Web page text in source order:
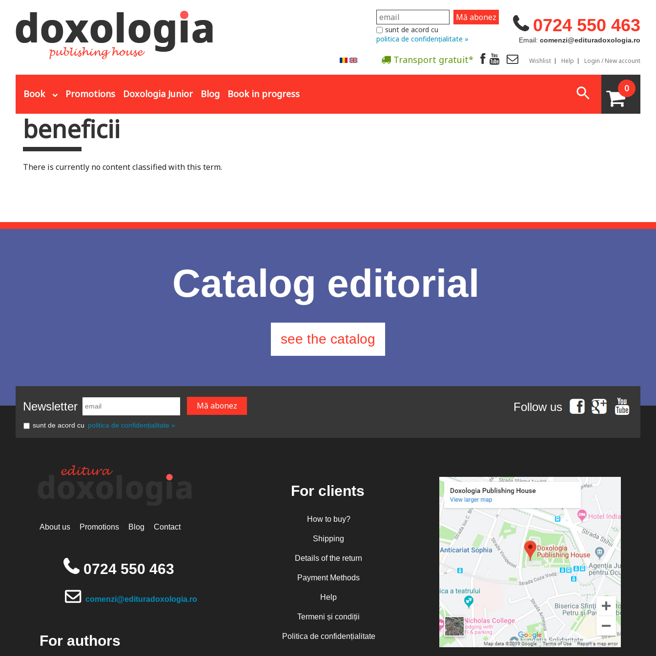
0724 550 463
Email: comenzi@edituradoxologia.ro
sunt de acord cu
politica de confidențialitate »
Transport gratuit* Wishlist Help Login / New account
Book Promotions Doxologia Junior Blog Book in progress 0
You are here
beneficii
There is currently no content classified with this term.
Catalog editorial
see the catalog
Newsletter
sunt de acord cu politica de confidențialitate »
Follow us
About us Promotions Blog Contact
0724 550 463
comenzi@edituradoxologia.ro
For authors
For clients
How to buy?
Shipping
Details of the return
Payment Methods
Help
Termeni și condiții
Politica de confidențialitate